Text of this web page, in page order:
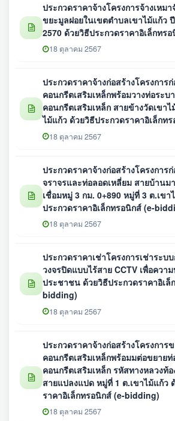
ประกวดราคาจ้างโครงการจ้างเหม
ขยะมูลฝอยในเขตตำบลเขาไม้แก้ว
2570 ด้วยวิธีประกวดราคาอิเล็กทร
18 ตุลาคม 2567
ประกวดราคาจ้างก่อสร้างโครงการ
คอนกรีตเสริมเหล็กพร้อมวางท่อระบ
คอนกรีตเสริมเหล็ก สายข้างวัดเขา
ไม้แก้ว ด้วยวิธีประกวดราคาอิเล็กท
18 ตุลาคม 2567
ประกวดราคาจ้างก่อสร้างโครงการ
จราจรและท่อลอดเหลี่ยม สายบ้าน
เชื่อมหมู่ 3 กม. 0+890 หมู่ที่ 3 ต.เขา
ประกวดราคาอิเล็กทรอนิกส์ (e-
18 ตุลาคม 2567
ประกวดราคาเช่าโครงการเช่าระบ
วงจรปิดแบบไร้สาย CCTV เพื่อควา
ประชาชน ด้วยวิธีประกวดราคาอิเล็
bidding)
18 ตุลาคม 2567
ประกวดราคาจ้างก่อสร้างโครงการ
คอนกรีตเสริมเหล็กพร้อมมต่อขยาย
คอนกรีตเสริมเหล็ก รหัสทางหลวงท้
สายแปลงแปด หมู่ที่ 1 ต.เขาไม้แก้ว
ราคาอิเล็กทรอนิกส์ (e-bidding)
18 ตุลาคม 2567